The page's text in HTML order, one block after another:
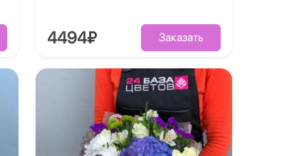
4494₽ Заказать